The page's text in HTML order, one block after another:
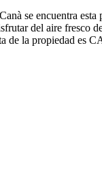
se encuentra
del aire
de la propiedad es